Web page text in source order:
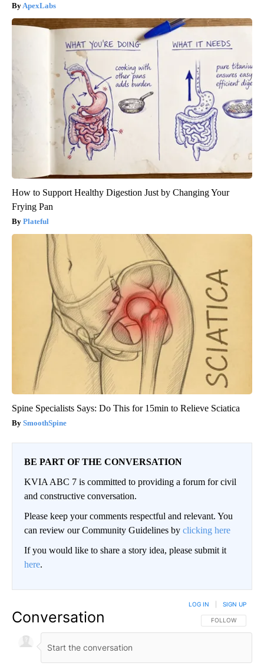
ApexLabs
How to Support Healthy Digestion Just by Changing Your
Frying Pan
Plateful
Spine Specialists Says: Do This for 15min to Relieve Sciatica
SmoothSpine
BE PART OF THE CONVERSATION
KVIA ABC 7 is committed to providing a forum for civil
and constructive conversation.
Please keep your comments respectful and relevant. You
can review our Community Guidelines by clicking here
If you would like to share a story idea, please submit it
here.
Conversation FOLLOW THIS
FOLLOW
LOG IN SIGN UP